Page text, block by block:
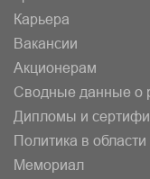
Карьера
Вакансии
Акционерам
Сводные данные о
Дипломы и
Политика в области
Мемориал